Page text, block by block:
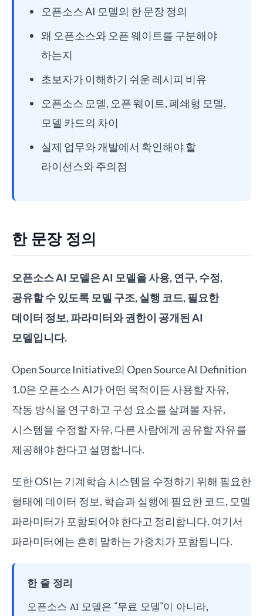
오픈소스 AI 모델의 한 문장 정의
왜 오픈소스와 오픈 웨이트를 구분해야
하는지
초보자가 이해하기 쉬운 레시피 비유
오픈소스 모델, 오픈 웨이트, 폐쇄형 모델,
모델 카드의 차이
실제 업무와 개발에서 확인해야 할
라이선스와 주의점
한 문장 정의
오픈소스 AI 모델은 AI 모델을 사용, 연구, 수정,
공유할 수 있도록 모델 구조, 실행 코드, 필요한
데이터 정보, 파라미터와 권한이 공개된 AI
모델입니다.
Open Source Initiative의 Open Source AI Definition
1.0은 오픈소스 AI가 어떤 목적이든 사용할 자유,
작동 방식을 연구하고 구성 요소를 살펴볼 자유,
시스템을 수정할 자유, 다른 사람에게 공유할 자유를
제공해야 한다고 설명합니다.
또한 OSI는 기계학습 시스템을 수정하기 위해 필요한
형태에 데이터 정보, 학습과 실행에 필요한 코드, 모델
파라미터가 포함되어야 한다고 정리합니다. 여기서
파라미터에는 흔히 말하는 가중치가 포함됩니다.
한 줄 정리
오픈소스 AI 모델은 "무료 모델"이 아니라,